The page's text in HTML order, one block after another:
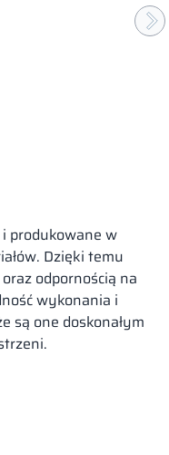
produkowane w
Dzięki temu
odpornością na
wykonania i
są one doskonałym